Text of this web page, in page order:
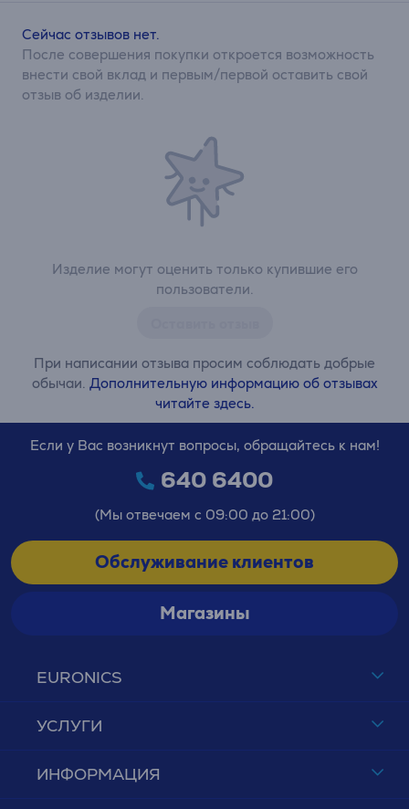
Изделие могут оценить только купившие его
пользователи.
При написании отзыва просим соблюдать добрые
обычаи. Дополнительную информацию об отзывах
читайте здесь.
Сейчас отзывов нет.
После совершения покупки откроется возможность
внести свой вклад и первым/первой оставить свой
отзыв об изделии.
EURONICS
УСЛУГИ
ИНФОРМАЦИЯ
Если у Вас возникнут вопросы, обращайтесь к нам!
640 6400
(Мы отвечаем с 09:00 до 21:00)
Обслуживание клиентов
Магазины